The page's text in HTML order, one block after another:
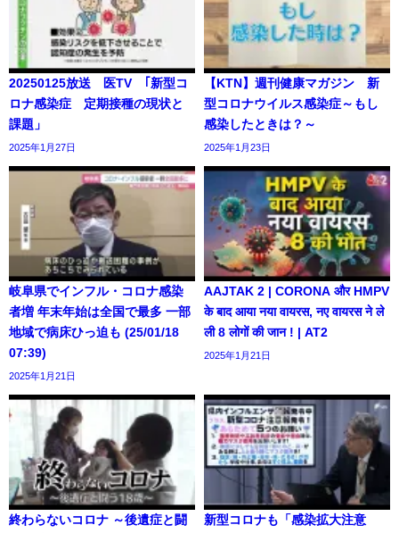
20250125放送 医TV ｢新型コ
ロナ感染症 定期接種の現状と
課題」
2025年1月27日
【KTN】週刊健康マガジン 新
型コロナウイルス感染症～もし
感染したときは？～
2025年1月23日
岐阜県でインフル・コロナ感染
者増 年末年始は全国で最多 一部
地域で病床ひっ迫も (25/01/18
07:39)
2025年1月21日
AAJTAK 2 | CORONA और HMPV
के बाद आया नया वायरस, नए वायरस ने ले
ली 8 लोगों की जान ! | AT2
2025年1月21日
終わらないコロナ ～後遺症と闘
新型コロナも「感染拡大注意